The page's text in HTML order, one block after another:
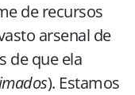
de recursos
arsenal de
de que ela
). Estamos